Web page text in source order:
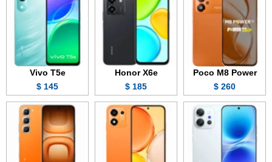
Poco M8 Power
260 $
Honor X6e
185 $
Vivo T5e
145 $